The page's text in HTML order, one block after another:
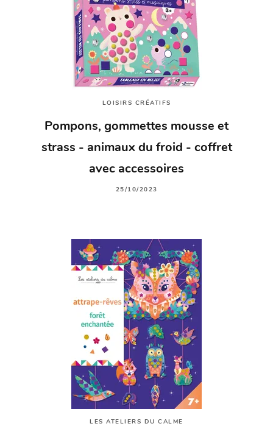
LOISIRS CRÉATIFS
Pompons, gommettes mousse et
strass - animaux du froid - coffret
avec accessoires
25/10/2023
LES ATELIERS DU CALME